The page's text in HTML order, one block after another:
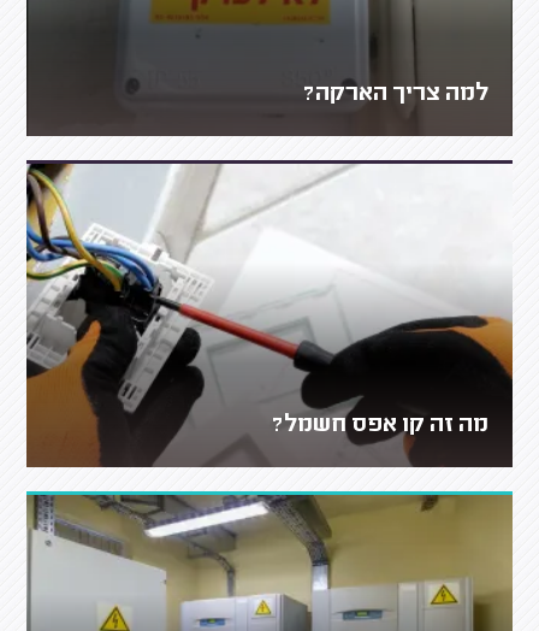
למה צריך הארקה?
מה זה קו אפס חשמל?